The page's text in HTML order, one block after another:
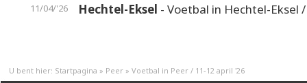
11/04/'26 Hechtel-Eksel - Voetbal in Hechtel-Eksel
U bent hier: Startpagina » Peer » Voetbal in Peer / 11-12 april '26